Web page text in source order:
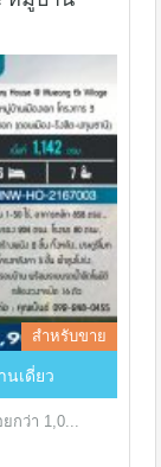
สำหรับขาย
นเดี่ยว
ว่า 1,0...